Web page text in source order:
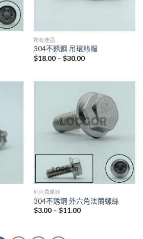
所有產品
304不銹鋼 吊環絲帽
$18.00– $30.00
外六角螺絲
304不銹鋼 外六角法蘭螺絲
$3.00– $11.00